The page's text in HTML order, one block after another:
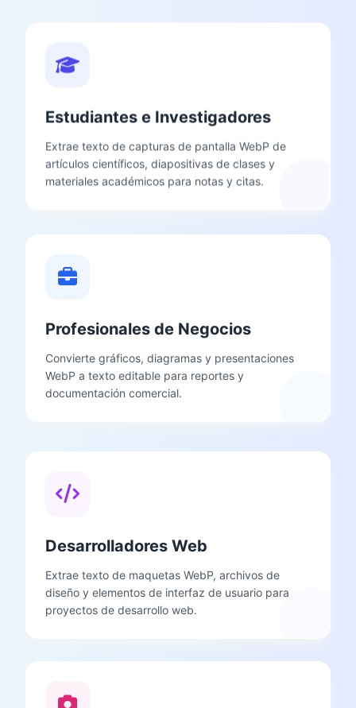
Estudiantes e Investigadores
Extrae texto de capturas de pantalla WebP de
artículos científicos, diapositivas de clases y
materiales académicos para notas y citas.
Profesionales de Negocios
Convierte gráficos, diagramas y presentaciones
WebP a texto editable para reportes y
documentación comercial.
Desarrolladores Web
Extrae texto de maquetas WebP, archivos de
diseño y elementos de interfaz de usuario para
proyectos de desarrollo web.